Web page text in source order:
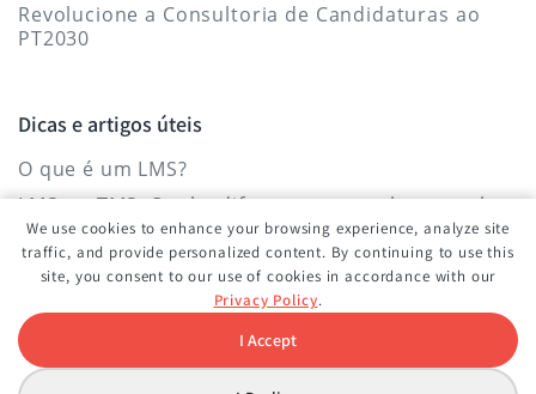
Revolucione a Consultoria de Candidaturas ao
PT2030
Dicas e artigos úteis
O que é um LMS?
LMS vs. TMS: Qual a diferença entre eles e qual o
mais indicado para a aprendizagem
organizacional?
Um sistema que funcionará para si e
impulsionará a organização
We use cookies to enhance your browsing experience, analyze site
traffic, and provide personalized content. By continuing to use this
site, you consent to our use of cookies in accordance with our
Privacy Policy.
I Accept